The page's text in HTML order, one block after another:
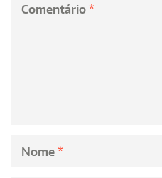
Comentário *
Nome *